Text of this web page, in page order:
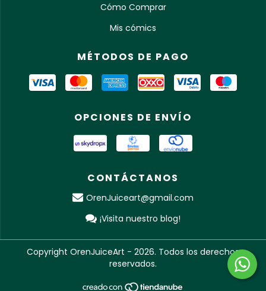
Cómo Comprar
Mis cómics
MÉTODOS DE PAGO
OPCIONES DE ENVÍO
CONTÁCTANOS
OrenJuiceart@gmail.com
¡Visita nuestro blog!
Copyright OrenJuiceArt - 2026. Todos los derechos
reservados.